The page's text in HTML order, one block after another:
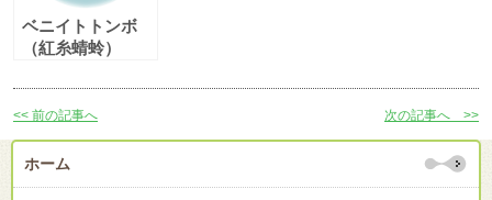
ベニイトトンボ
（紅糸蜻蛉）
<< 前の記事へ 次の記事へ >>
ホーム